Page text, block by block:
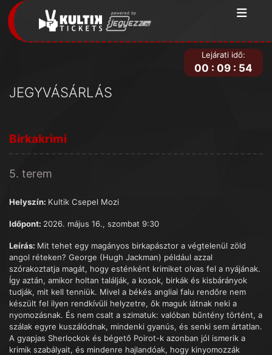
JEGYVÁSÁRLÁS
Lejárati idő:
00 : 09 : 54
Birkakrimi
5. terem
Helyszín: Kultik Csepel Mozi
Időpont: 2026. május 16., szombat 9:30
Leírás: Mit tehet egy magányos birkapásztor a végtelenül zöld
angol réteken? George (Hugh Jackman) például azzal
szórakoztatja magát, hogy esténként krimiket olvas fel a nyájának.
Így aztán, amikor holtan találják, a kosok, birkák és kisbárányok
tudják, mit kell tenniük. Mivel a békés angliai falu rendőre nem
készült fel ilyen rendkívüli helyzetre, ők maguk látnak neki a
nyomozásnak. És nem csalt a szimatuk: valóban bűntény történt, a
szálak egyre kuszálódnak, mindenki gyanús, és senki sem ártatlan.
A gyapjas Sherlockok és bégető Poirot-k azonban jól ismerik a
krimik szabályait, és mindenre hajlandóak, hogy kinyomozzák